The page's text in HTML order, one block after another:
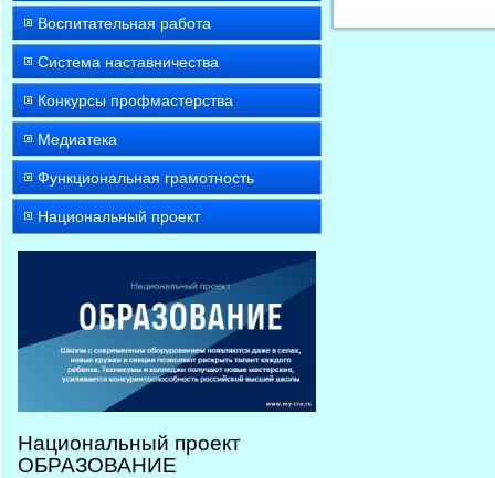
Воспитательная работа
Система наставничества
Конкурсы профмастерства
Медиатека
Функциональная грамотность
Национальный проект
Национальный проект
ОБРАЗОВАНИЕ